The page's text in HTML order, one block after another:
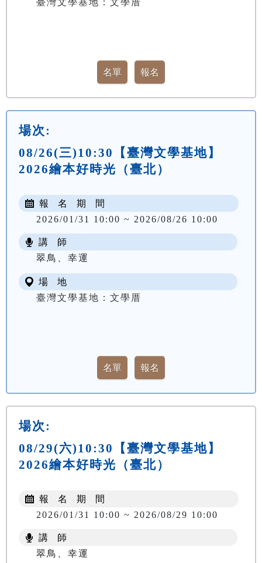
臺灣文學基地：文學厝
場次:
08/26(三)10:30【臺灣文學基地】
2026繪本好時光（臺北）
報 名 期 間
2026/01/31 10:00 ~ 2026/08/26 10:00
講 師
翠鳥、幸運
場 地
臺灣文學基地：文學厝
場次:
08/29(六)10:30【臺灣文學基地】
2026繪本好時光（臺北）
報 名 期 間
2026/01/31 10:00 ~ 2026/08/29 10:00
講 師
翠鳥、幸運